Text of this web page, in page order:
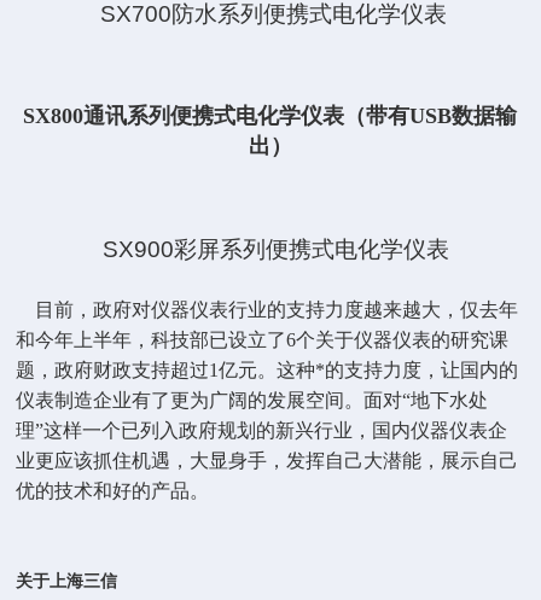
SX700防水系列便携式电化学仪表
SX800通讯系列便携式电化学仪表（带有USB数据输
出）
SX900彩屏系列便携式电化学仪表
目前，政府对仪器仪表行业的支持力度越来越大，仅去年
和今年上半年，科技部已设立了6个关于仪器仪表的研究课
题，政府财政支持超过1亿元。这种*的支持力度，让国内的
仪表制造企业有了更为广阔的发展空间。面对“地下水处
理”这样一个已列入政府规划的新兴行业，国内仪器仪表企
业更应该抓住机遇，大显身手，发挥自己大潜能，展示自己
优的技术和好的产品。
关于上海三信